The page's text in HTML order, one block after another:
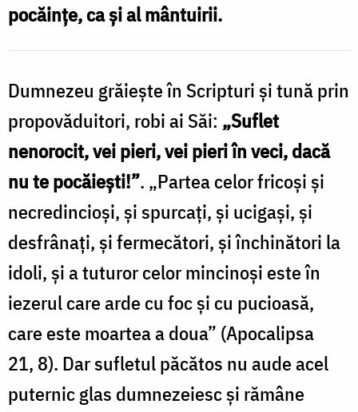
Adrian
Sârbu
pocăințe, ca și al mântuirii.
Dumnezeu grăieşte în Scripturi şi tună prin
propovăduitori, robi ai Săi: „Suflet
nenorocit, vei pieri, vei pieri în veci, dacă
nu te pocăieşti!”. „Partea celor fricoşi şi
necredincioşi, şi spurcaţi, şi ucigaşi, şi
desfrânaţi, şi fermecători, şi închinători la
idoli, şi a tuturor celor mincinoşi este în
iezerul care arde cu foc şi cu pucioasă,
care este moartea a doua” (Apocalipsa
21, 8). Dar sufletul păcătos nu aude acel
puternic glas dumnezeiesc şi rămâne